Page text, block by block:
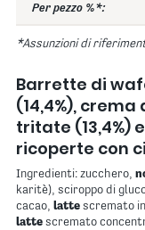
*Assunzioni di
Barrette di
(14,4%),
tritate (13,4%)
ricoperte con
Ingredienti: zucchero,
karitè), sciroppo di
cacao, latte scremato
latte scremato